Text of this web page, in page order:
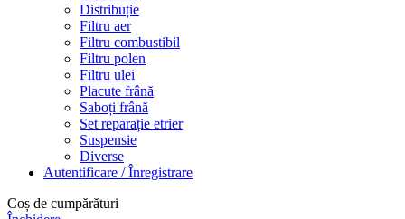
Distribuție
Filtru aer
Filtru combustibil
Filtru polen
Filtru ulei
Placute frână
Saboți frână
Set reparație etrier
Suspensie
Diverse
Autentificare / Înregistrare
Coș de cumpărături